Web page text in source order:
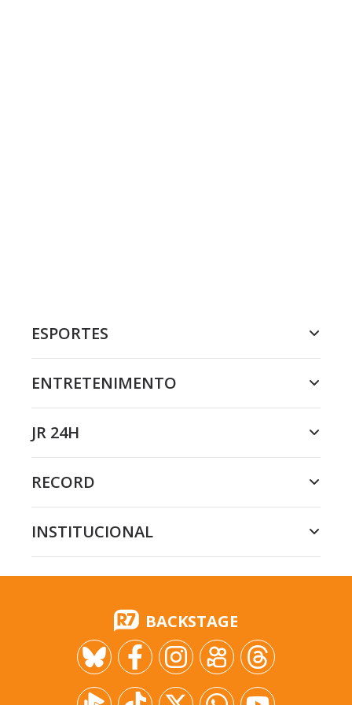
ESPORTES
ENTRETENIMENTO
JR 24H
RECORD
INSTITUCIONAL
BACKSTAGE